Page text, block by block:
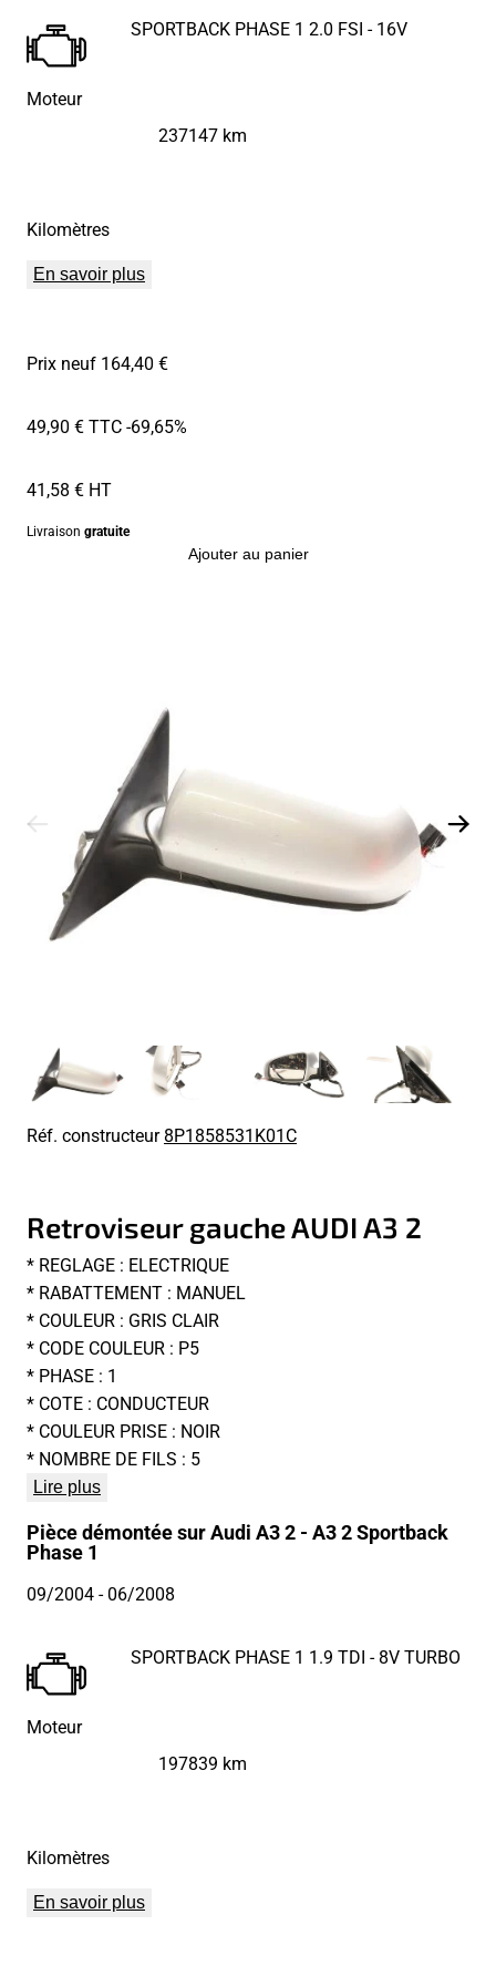
Moteur
SPORTBACK PHASE 1 2.0 FSI - 16V
Kilomètres
237147 km
En savoir plus
Prix neuf 164,40 €
49,90 € TTC-69,65%
41,58 € HT
Livraison gratuite
Ajouter au panier
Réf. constructeur8P1858531K01C
Retroviseur gauche AUDI A3 2
* REGLAGE : ELECTRIQUE
* RABATTEMENT : MANUEL
* COULEUR : GRIS CLAIR
* CODE COULEUR : P5
* PHASE : 1
* COTE : CONDUCTEUR
* COULEUR PRISE : NOIR
* NOMBRE DE FILS : 5
Lire plus
Pièce démontée sur Audi A3 2 - A3 2 Sportback
Phase 1
09/2004- 06/2008
Moteur
SPORTBACK PHASE 1 1.9 TDI - 8V TURBO
Kilomètres
197839 km
En savoir plus